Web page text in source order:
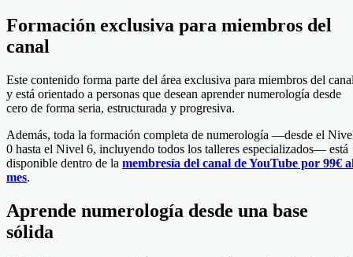
Formación exclusiva para miembros del
canal
Este contenido forma parte del área exclusiva para miembros del
y está orientado a personas que desean aprender numerología desde
cero de forma seria, estructurada y progresiva.
Además, toda la formación completa de numerología —desde el
0 hasta el Nivel 6, incluyendo todos los talleres especializados— está
disponible dentro de la membresía del canal de YouTube por 99€
mes.
Aprende numerología desde una base
sólida